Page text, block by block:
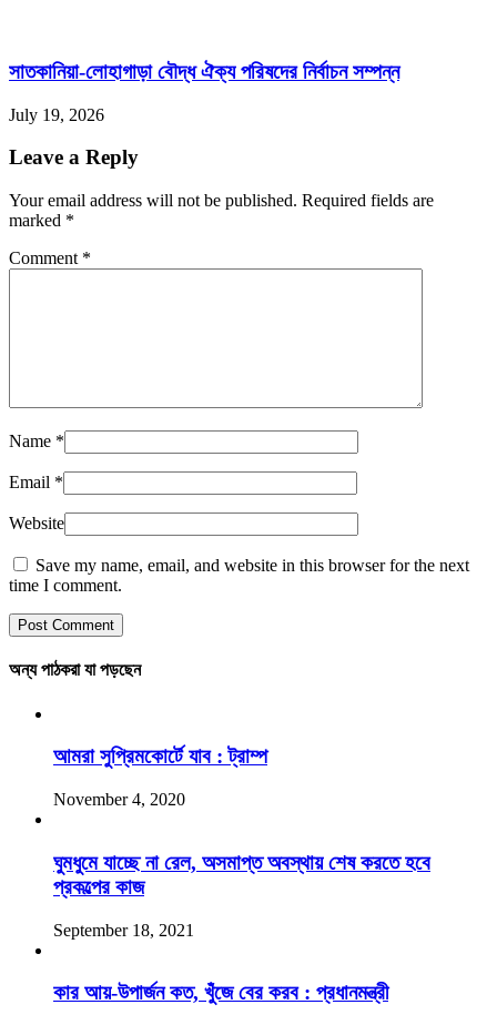
সাতকানিয়া-লোহাগাড়া বৌদ্ধ ঐক্য পরিষদের নির্বাচন সম্পন্ন
July 19, 2026
Leave a Reply
Your email address will not be published. Required fields are
marked *
Comment *
Name *
Email *
Website
Save my name, email, and website in this browser for the next
time I comment.
অন্য পাঠকরা যা পড়ছেন
আমরা সুপ্রিমকোর্টে যাব : ট্রাম্প
November 4, 2020
ঘুমধুমে যাচ্ছে না রেল, অসমাপ্ত অবস্থায় শেষ করতে হবে
প্রকল্পের কাজ
September 18, 2021
কার আয়-উপার্জন কত, খুঁজে বের করব : প্রধানমন্ত্রী